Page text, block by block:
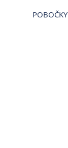
POBOČKY